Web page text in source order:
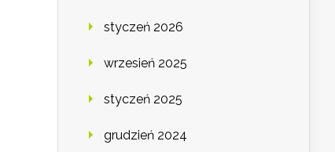
styczeń 2026
wrzesień 2025
styczeń 2025
grudzień 2024